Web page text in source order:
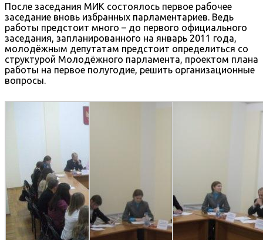
После заседания МИК состоялось первое рабочее
заседание вновь избранных парламентариев. Ведь
работы предстоит много – до первого официального
заседания, запланированного на январь 2011 года,
молодёжным депутатам предстоит определиться со
структурой Молодёжного парламента, проектом плана
работы на первое полугодие, решить организационные
вопросы.